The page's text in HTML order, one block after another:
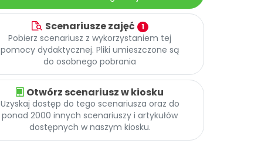
Scenariusze zajęć 1
Pobierz scenariusz z wykorzystaniem tej
pomocy dydaktycznej. Pliki umieszczone są
do osobnego pobrania
Otwórz scenariusz w kiosku
Uzyskaj dostęp do tego scenariusza oraz do
ponad 2000 innych scenariuszy i artykułów
dostępnych w naszym kiosku.